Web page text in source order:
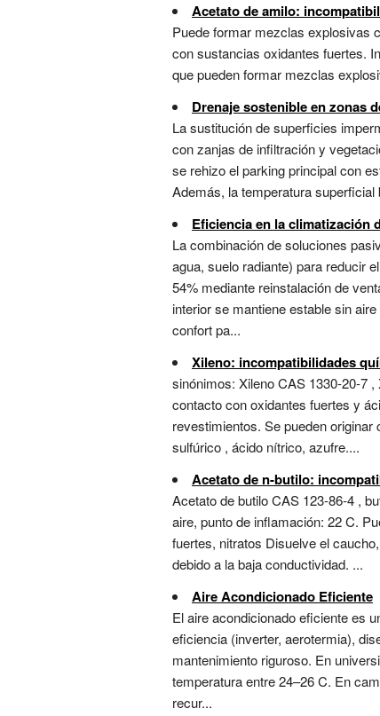
Acetato de amilo:
Puede formar mezclas explosivas
con sustancias oxidantes fuertes.
que pueden formar mezclas
Drenaje sostenible en zonas
La sustitución de superficies
con zanjas de infiltración y
se rehizo el parking principal con
Además, la temperatura superficial
Eficiencia en la climatización
La combinación de soluciones
agua, suelo radiante) para reducir
54% mediante reinstalación de
interior se mantiene estable sin
confort pa...
Xileno: incompatibilidades
sinónimos: Xileno CAS 1330-20-7
contacto con oxidantes fuertes y
revestimientos. Se pueden
sulfúrico , ácido nítrico, azufre....
Acetato de n-butilo:
Acetato de butilo CAS 123-86-4 ,
aire, punto de inflamación: 22 C.
fuertes, nitratos Disuelve el
debido a la baja conductividad. ...
Aire Acondicionado Eficiente
El aire acondicionado eficiente es
eficiencia (inverter, aerotermia),
mantenimiento riguroso. En
temperatura entre 24–26 C. En
recur...